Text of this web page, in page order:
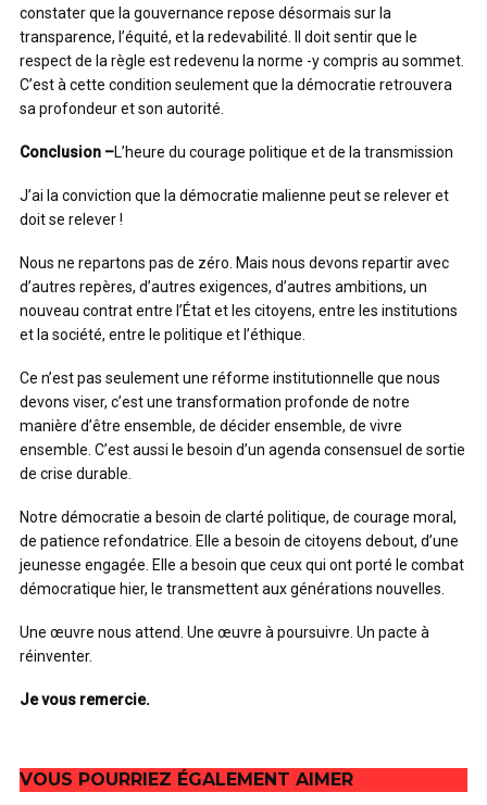
constater que la gouvernance repose désormais sur la
transparence, l’équité, et la redevabilité. Il doit sentir que le
respect de la règle est redevenu la norme -y compris au sommet.
C’est à cette condition seulement que la démocratie retrouvera
sa profondeur et son autorité.
Conclusion –L’heure du courage politique et de la transmission
J’ai la conviction que la démocratie malienne peut se relever et
doit se relever !
Nous ne repartons pas de zéro. Mais nous devons repartir avec
d’autres repères, d’autres exigences, d’autres ambitions, un
nouveau contrat entre l’État et les citoyens, entre les institutions
et la société, entre le politique et l’éthique.
Ce n’est pas seulement une réforme institutionnelle que nous
devons viser, c’est une transformation profonde de notre
manière d’être ensemble, de décider ensemble, de vivre
ensemble. C’est aussi le besoin d’un agenda consensuel de sortie
de crise durable.
Notre démocratie a besoin de clarté politique, de courage moral,
de patience refondatrice. Elle a besoin de citoyens debout, d’une
jeunesse engagée. Elle a besoin que ceux qui ont porté le combat
démocratique hier, le transmettent aux générations nouvelles.
Une œuvre nous attend. Une œuvre à poursuivre. Un pacte à
réinventer.
Je vous remercie.
VOUS POURRIEZ ÉGALEMENT AIMER